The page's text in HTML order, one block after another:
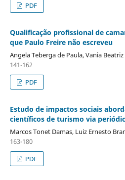
PDF
Qualificação profissional de
que Paulo Freire não escreveu
Angela Teberga de Paula, Vania
141-162
PDF
Estudo de impactos sociais
científicos de turismo via
Marcos Tonet Damas, Luiz Ernesto
163-180
PDF